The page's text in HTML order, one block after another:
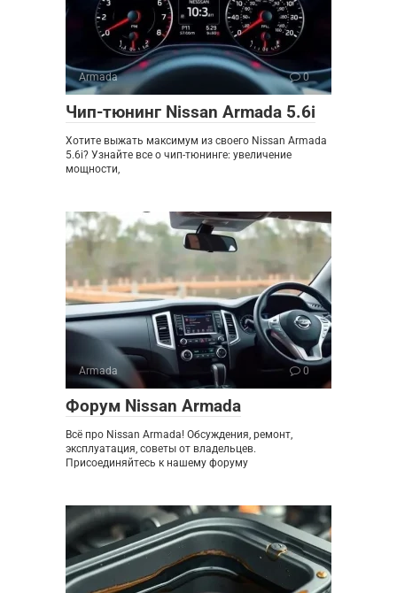
Armada 0
Чип-тюнинг Nissan Armada 5.6i
Хотите выжать максимум из своего Nissan Armada
5.6i? Узнайте все о чип-тюнинге: увеличение
мощности,
Armada 0
Форум Nissan Armada
Всё про Nissan Armada! Обсуждения, ремонт,
эксплуатация, советы от владельцев.
Присоединяйтесь к нашему форуму